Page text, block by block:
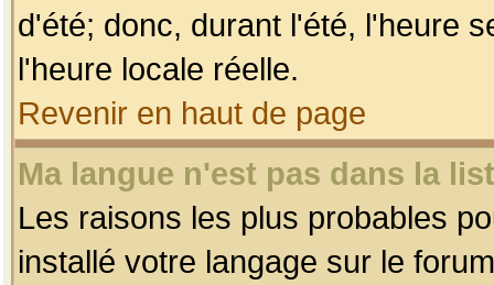
d'été; donc, durant l'été, l'heure
l'heure locale réelle.
Revenir en haut de page
Ma langue n'est pas dans la
Les raisons les plus probables
installé votre langage sur le